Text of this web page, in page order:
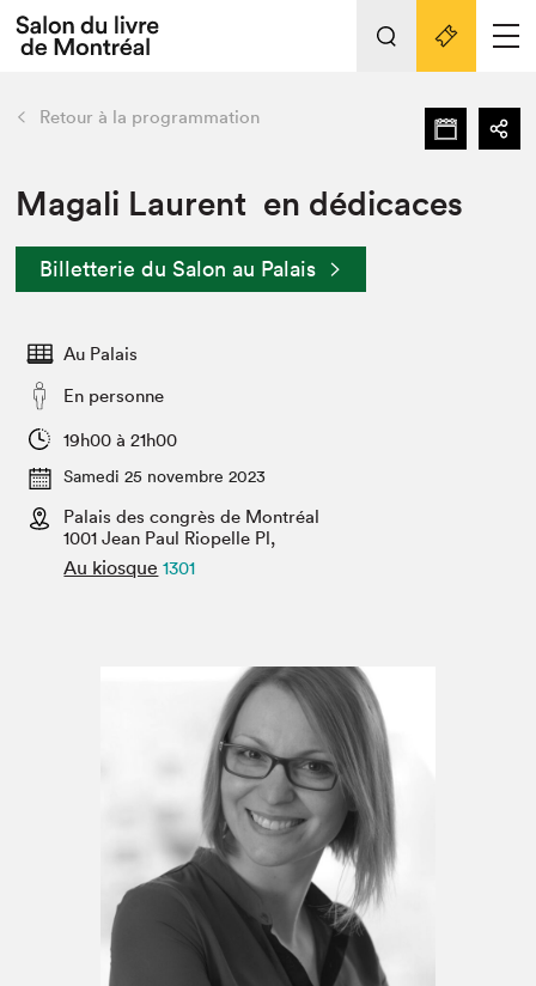
Espace exposant⋅e⋅s
Espace enseignant·e·s
Espace médias
L'événement
Préparer sa visite au Salon
Actualités
SLM PRO
retour Nos activités
Préparer sa visite
Salon dans la ville et en ligne
Projets partenaires
Liens pratiques
Retour à la programmation
Magali Laurent en dédicaces
Billetterie du Salon au Palais
Au Palais
En personne
19h00 à 21h00
Samedi 25 novembre 2023
Palais des congrès de Montréal
1001 Jean Paul Riopelle Pl,
Au kiosque 1301